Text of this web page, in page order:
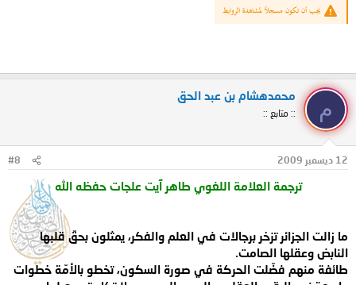
يجب أن تكون مسجلاً لمشاهدة الروابط
م
محمدهشام بن عبد الحق
:: متابع ::
12 ديسمبر 2009 #8
ترجمة العلامة اللغوي طاهر آيت علجات حفظه الله
ما زالت الجزائر تزخر برجالات في العلم والفكر، يمثلون بحقّ قلبها
النابض وعقلها الصامت.
طائفة منهم فضّلت الحركة في صورة السكون، تخطو بالأمّة خطوات